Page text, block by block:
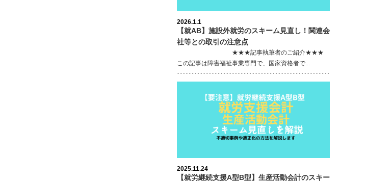
2026.1.1
【就AB】施設外就労のスキーム見直し！関連会
社等との取引の注意点
★★★記事執筆者のご紹介★★★
この記事は障害福祉事業専門で、国家資格者で...
2025.11.24
【就労継続支援A型B型】生産活動会計のスキー